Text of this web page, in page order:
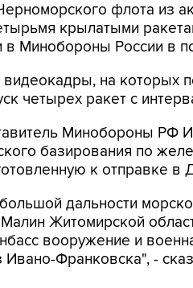
флота из
крылатыми
Минобороны России в
на которых
четырех ракет с
Минобороны РФ
базирования по
к отправке в
дальности
Житомирской
вооружение и
Франковска", -